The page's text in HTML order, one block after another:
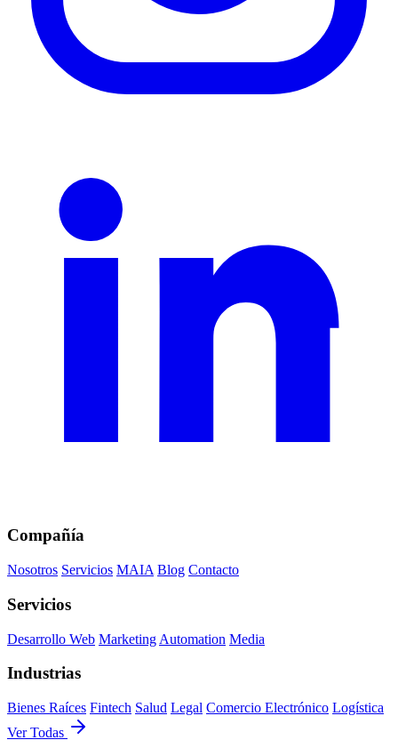
Compañía
Nosotros Servicios MAIA Blog Contacto
Servicios
Desarrollo Web Marketing Automation Media
Industrias
Bienes Raíces Fintech Salud Legal Comercio Electrónico Logística
Ver Todas